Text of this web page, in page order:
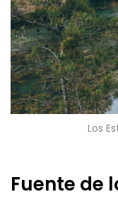
Los
Fuente de